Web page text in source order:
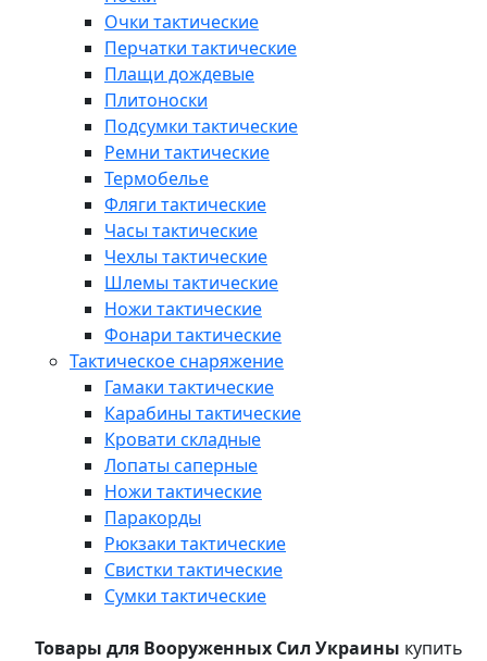
Очки тактические
Перчатки тактические
Плащи дождевые
Плитоноски
Подсумки тактические
Ремни тактические
Термобелье
Фляги тактические
Часы тактические
Чехлы тактические
Шлемы тактические
Ножи тактические
Фонари тактические
Тактическое снаряжение
Гамаки тактические
Карабины тактические
Кровати складные
Лопаты саперные
Ножи тактические
Паракорды
Рюкзаки тактические
Свистки тактические
Сумки тактические
Товары для Вооруженных Сил Украины купить